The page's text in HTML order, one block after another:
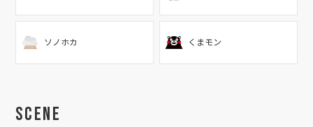
ソノホカ くまモン
Scene